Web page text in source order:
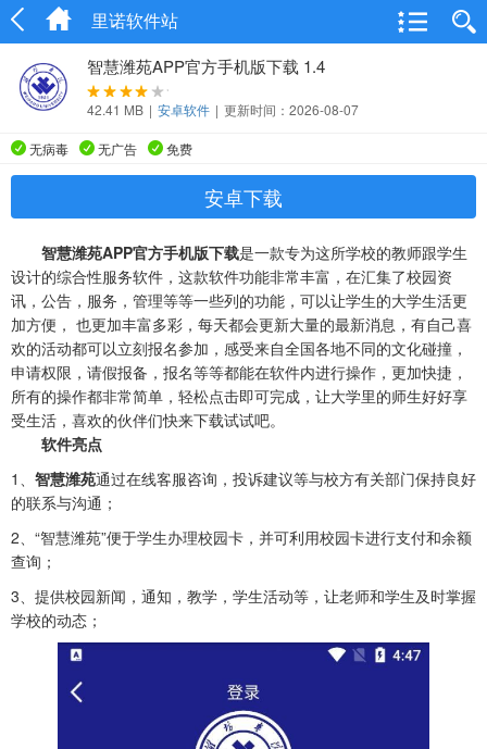
里诺软件站
智慧潍苑APP官方手机版下载 1.4
42.41 MB | 安卓软件 | 更新时间：2026-08-07
无病毒 无广告 免费
安卓下载
智慧潍苑APP官方手机版下载是一款专为这所学校的教师跟学生
设计的综合性服务软件，这款软件功能非常丰富，在汇集了校园资
讯，公告，服务，管理等等一些列的功能，可以让学生的大学生活更
加方便， 也更加丰富多彩，每天都会更新大量的最新消息，有自己喜
欢的活动都可以立刻报名参加，感受来自全国各地不同的文化碰撞，
申请权限，请假报备，报名等等都能在软件内进行操作，更加快捷，
所有的操作都非常简单，轻松点击即可完成，让大学里的师生好好享
受生活，喜欢的伙伴们快来下载试试吧。
软件亮点
1、 智慧潍苑通过在线客服咨询，投诉建议等与校方有关部门保持良好
的联系与沟通；
2、“智慧潍苑”便于学生办理校园卡，并可利用校园卡进行支付和余额
查询；
3、提供校园新闻，通知，教学，学生活动等，让老师和学生及时掌握
学校的动态；